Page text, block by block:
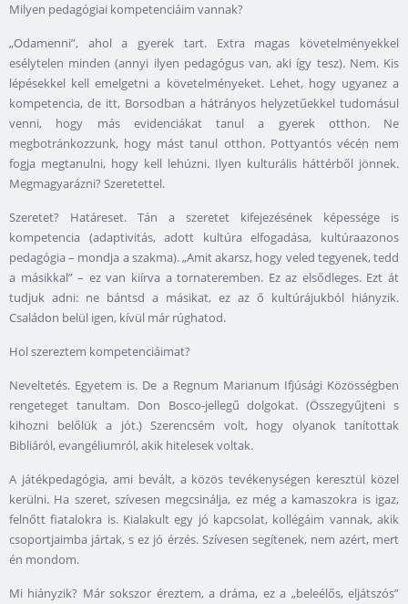
Milyen pedagógiai kompetenciáim vannak?
„Odamenni”, ahol a gyerek tart. Extra magas követelményekkel
esélytelen minden (annyi ilyen pedagógus van, aki így tesz). Nem. Kis
lépésekkel kell emelgetni a követelményeket. Lehet, hogy ugyanez a
kompetencia, de itt, Borsodban a hátrányos helyzetűekkel tudomásul
venni, hogy más evidenciákat tanul a gyerek otthon. Ne
megbotránkozzunk, hogy mást tanul otthon. Pottyantós vécén nem
fogja megtanulni, hogy kell lehúzni. Ilyen kulturális háttérből jönnek.
Megmagyarázni? Szeretettel.
Szeretet? Határeset. Tán a szeretet kifejezésének képessége is
kompetencia (adaptivitás, adott kultúra elfogadása, kultúraazonos
pedagógia – mondja a szakma). „Amit akarsz, hogy veled tegyenek, tedd
a másikkal” – ez van kiírva a tornateremben. Ez az elsődleges. Ezt át
tudjuk adni: ne bántsd a másikat, ez az ő kultúrájukból hiányzik.
Családon belül igen, kívül már rúghatod.
Hol szereztem kompetenciáimat?
Neveltetés. Egyetem is. De a Regnum Marianum Ifjúsági Közösségben
rengeteget tanultam. Don Bosco-jellegű dolgokat. (Összegyűjteni s
kihozni belőlük a jót.) Szerencsém volt, hogy olyanok tanítottak
Bibliáról, evangéliumról, akik hitelesek voltak.
A játékpedagógia, ami bevált, a közös tevékenységen keresztül közel
kerülni. Ha szeret, szívesen megcsinálja, ez még a kamaszokra is igaz,
felnőtt fiatalokra is. Kialakult egy jó kapcsolat, kollégáim vannak, akik
csoportjaimba jártak, s ez jó érzés. Szívesen segítenek, nem azért, mert
én mondom.
Mi hiányzik? Már sokszor éreztem, a dráma, ez a „beleélős, eljátszós”